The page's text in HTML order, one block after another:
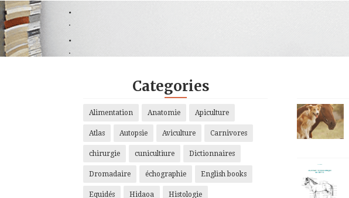
.
.
.
.
Categories
Alimentation Anatomie Apiculture
Atlas Autopsie Aviculture Carnivores
chirurgie cunicultiure Dictionnaires
Dromadaire échographie English books
Equidés Hidaoa Histologie